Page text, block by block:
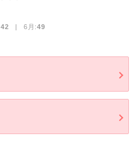
42 | 6月:49